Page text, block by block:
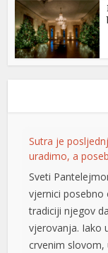
Sutra je
uradimo, a
Sveti
vjernici posebno
tradiciji njegov
vjerovanja. Iako
crvenim